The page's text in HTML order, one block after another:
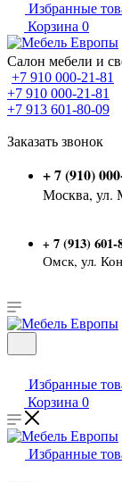
Избранные
Корзина 0
Салон мебели и
+7 910 000-21-81
+7 910 000-21-81
+7 913 601-80-09
Заказать звонок
+ 7 (910)
Москва, ул.
+ 7 (913) 601-
Омск, ул.
Избранные
Корзина 0
Избранные